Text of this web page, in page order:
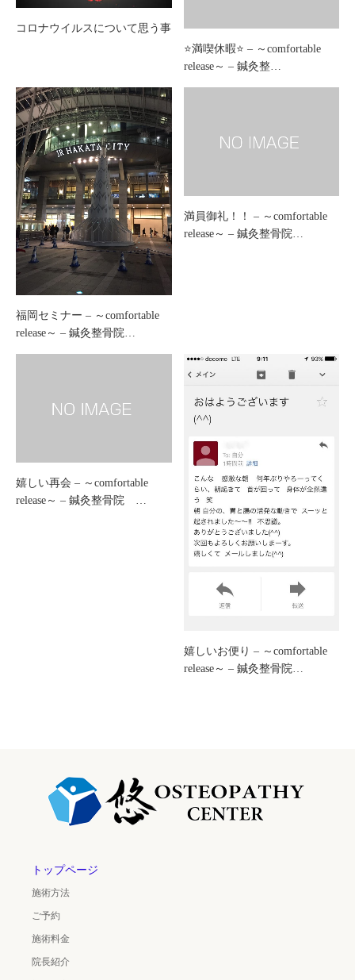
コロナウイルスについて思う事
⭐️満喫休暇⭐️ – ～comfortable
release～ – 鍼灸整…
福岡セミナー – ～comfortable
release～ – 鍼灸整骨院…
満員御礼！！ – ～comfortable
release～ – 鍼灸整骨院…
嬉しい再会 – ～comfortable
release～ – 鍼灸整骨院 …
嬉しいお便り – ～comfortable
release～ – 鍼灸整骨院…
トップページ
施術方法
ご予約
施術料金
院長紹介